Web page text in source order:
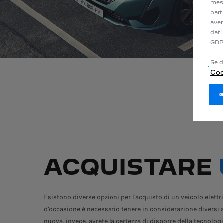
ACQUISTARE
Esistono diverse opzioni per l’acquisto di un veicolo
d’occasione è necessario tenere in considerazione
nuova, invece, avrete la certezza di disporre della
dati
Se